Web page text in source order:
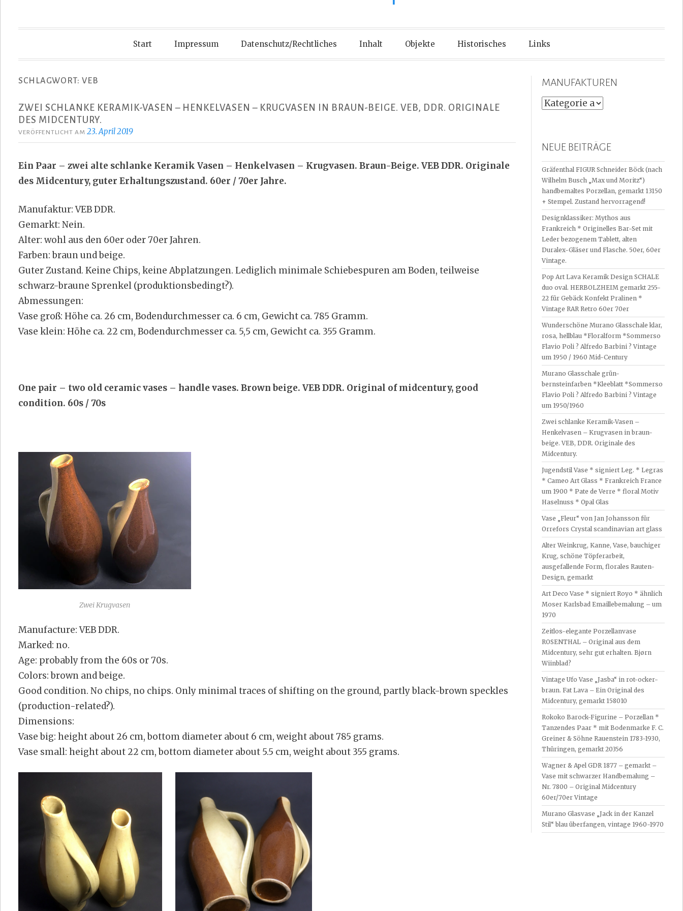
Start Impressum Datenschutz/Rechtliches Inhalt Objekte Historisches Links
SCHLAGWORT: VEB
ZWEI SCHLANKE KERAMIK-VASEN – HENKELVASEN – KRUGVASEN IN BRAUN-BEIGE. VEB, DDR. ORIGINALE
DES MIDCENTURY.
VERÖFFENTLICHT AM23. April 2019
Ein Paar – zwei alte schlanke Keramik Vasen – Henkelvasen – Krugvasen. Braun-Beige. VEB DDR. Originale
des Midcentury, guter Erhaltungszustand. 60er / 70er Jahre.
Manufaktur: VEB DDR.
Gemarkt: Nein.
Alter: wohl aus den 60er oder 70er Jahren.
Farben: braun und beige.
Guter Zustand. Keine Chips, keine Abplatzungen. Lediglich minimale Schiebespuren am Boden, teilweise
schwarz-braune Sprenkel (produktionsbedingt?).
Abmessungen:
Vase groß: Höhe ca. 26 cm, Bodendurchmesser ca. 6 cm, Gewicht ca. 785 Gramm.
Vase klein: Höhe ca. 22 cm, Bodendurchmesser ca. 5,5 cm, Gewicht ca. 355 Gramm.
One pair – two old ceramic vases – handle vases. Brown beige. VEB DDR. Original of midcentury, good
condition. 60s / 70s
Zwei Krugvasen
Manufacture: VEB DDR.
Marked: no.
Age: probably from the 60s or 70s.
Colors: brown and beige.
Good condition. No chips, no chips. Only minimal traces of shifting on the ground, partly black-brown speckles
(production-related?).
Dimensions:
Vase big: height about 26 cm, bottom diameter about 6 cm, weight about 785 grams.
Vase small: height about 22 cm, bottom diameter about 5.5 cm, weight about 355 grams.
MANUFAKTUREN
MANUFAKTUREN
NEUE BEITRÄGE
Gräfenthal FIGUR Schneider Böck (nach
Wilhelm Busch „Max und Moritz“)
handbemaltes Porzellan, gemarkt 13150
+ Stempel. Zustand hervorragend!
Designklassiker: Mythos aus
Frankreich * Originelles Bar-Set mit
Leder bezogenem Tablett, alten
Duralex-Gläser und Flasche. 50er, 60er
Vintage.
Pop Art Lava Keramik Design SCHALE
duo oval. HERBOLZHEIM gemarkt 255-
22 für Gebäck Konfekt Pralinen *
Vintage RAR Retro 60er 70er
Wunderschöne Murano Glasschale klar,
rosa, hellblau *Floralform *Sommerso
Flavio Poli ? Alfredo Barbini ? Vintage
um 1950 / 1960 Mid-Century
Murano Glasschale grün-
bernsteinfarben *Kleeblatt *Sommerso
Flavio Poli ? Alfredo Barbini ? Vintage
um 1950/1960
Zwei schlanke Keramik-Vasen –
Henkelvasen – Krugvasen in braun-
beige. VEB, DDR. Originale des
Midcentury.
Jugendstil Vase * signiert Leg. * Legras
* Cameo Art Glass * Frankreich France
um 1900 * Pate de Verre * floral Motiv
Haselnuss * Opal Glas
Vase „Fleur“ von Jan Johansson für
Orrefors Crystal scandinavian art glass
Alter Weinkrug, Kanne, Vase, bauchiger
Krug, schöne Töpferarbeit,
ausgefallende Form, florales Rauten-
Design, gemarkt
Art Deco Vase * signiert Royo * ähnlich
Moser Karlsbad Emaillebemalung – um
1970
Zeitlos-elegante Porzellanvase
ROSENTHAL – Original aus dem
Midcentury, sehr gut erhalten. Bjørn
Wiinblad?
Vintage Ufo Vase „Jasba“ in rot-ocker-
braun. Fat Lava – Ein Original des
Midcentury, gemarkt 158010
Rokoko Barock-Figurine – Porzellan *
Tanzendes Paar * mit Bodenmarke F. C.
Greiner & Söhne Rauenstein 1783-1930,
Thüringen, gemarkt 20356
Wagner & Apel GDR 1877 – gemarkt –
Vase mit schwarzer Handbemalung –
Nr. 7800 – Original Midcentury
60er/70er Vintage
Murano Glasvase „Jack in der Kanzel
Stil“ blau überfangen, vintage 1960-1970